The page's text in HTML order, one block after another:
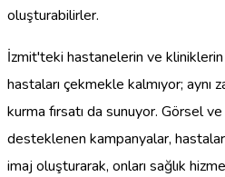
oluşturabilirler.
İzmit'teki hastanelerin ve
hastaları çekmekle kalmıyor; aynı
kurma fırsatı da sunuyor. Görsel
desteklenen kampanyalar,
imaj oluşturarak, onları sağlık